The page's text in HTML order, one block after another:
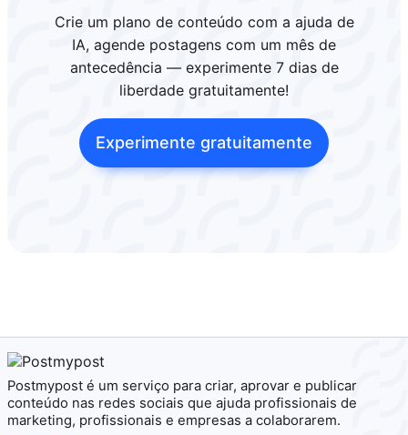
Crie um plano de conteúdo com a ajuda de
IA, agende postagens com um mês de
antecedência — experimente 7 dias de
liberdade gratuitamente!
Experimente gratuitamente
Postmypost é um serviço para criar, aprovar e publicar
conteúdo nas redes sociais que ajuda profissionais de
marketing, profissionais e empresas a colaborarem.